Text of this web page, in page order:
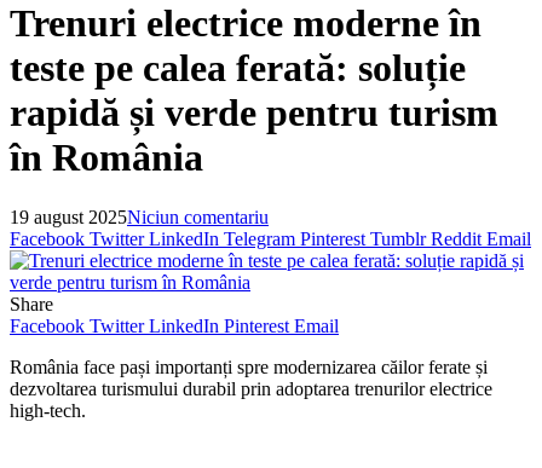
Trenuri electrice moderne în
teste pe calea ferată: soluție
rapidă și verde pentru turism
în România
19 august 2025Niciun comentariu
Facebook Twitter LinkedIn Telegram Pinterest Tumblr Reddit Email
Share
Facebook Twitter LinkedIn Pinterest Email
România face pași importanți spre modernizarea căilor ferate și
dezvoltarea turismului durabil prin adoptarea trenurilor electrice
high-tech.